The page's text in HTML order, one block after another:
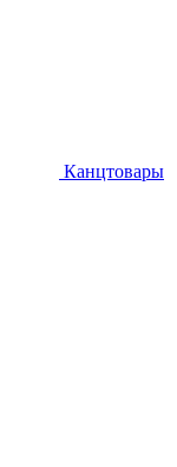
Канцтовары